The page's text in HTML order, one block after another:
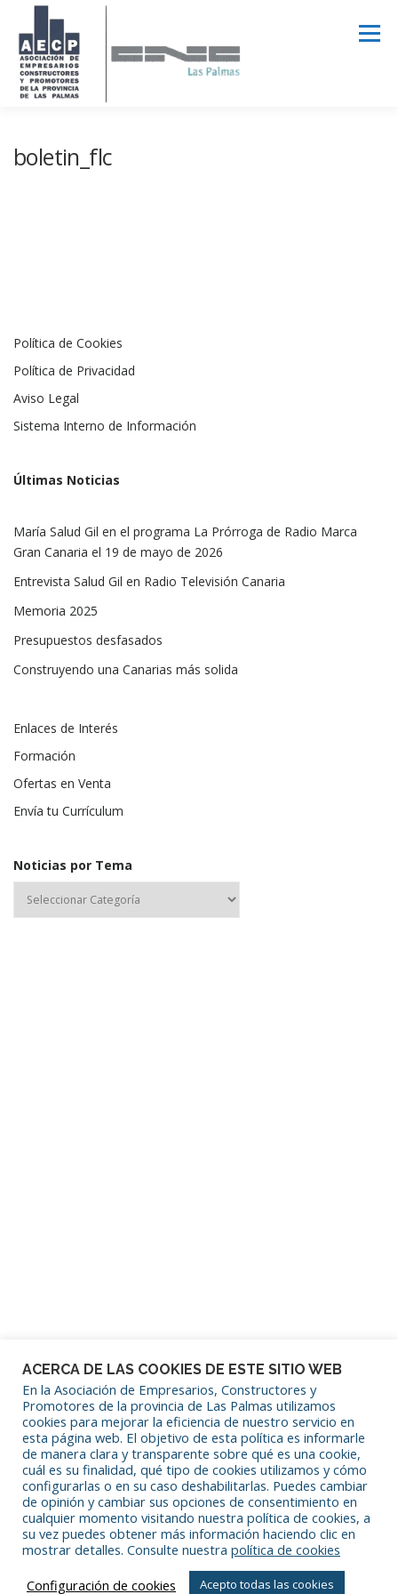
contenido
Menú
boletin_flc
Política de Cookies
Política de Privacidad
Aviso Legal
Sistema Interno de Información
Últimas Noticias
María Salud Gil en el programa La Prórroga de Radio Marca
Gran Canaria el 19 de mayo de 2026
Entrevista Salud Gil en Radio Televisión Canaria
Memoria 2025
Presupuestos desfasados
Construyendo una Canarias más solida
Enlaces de Interés
Formación
Ofertas en Venta
Envía tu Currículum
Noticias por Tema
SÍGUENOS EN REDES SOCIALES
Copyright © 2026 Asociación de Empresarios Constructores y
ACERCA DE LAS COOKIES DE ESTE SITIO WEB
En la Asociación de Empresarios, Constructores y
Promotores de la provincia de Las Palmas utilizamos
cookies para mejorar la eficiencia de nuestro servicio en
esta página web. El objetivo de esta política es informarle
de manera clara y transparente sobre qué es una cookie,
cuál es su finalidad, qué tipo de cookies utilizamos y cómo
configurarlas o en su caso deshabilitarlas. Puedes cambiar
de opinión y cambiar sus opciones de consentimiento en
cualquier momento visitando nuestra política de cookies, a
su vez puedes obtener más información haciendo clic en
mostrar detalles. Consulte nuestra política de cookies
Configuración de cookies
Acepto todas las cookies